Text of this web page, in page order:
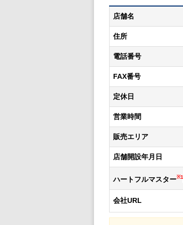
店舗名
住所
電話番号
FAX番号
定休日
営業時間
販売エリア
店舗開設年月日
ハートフルマスター※1
会社URL